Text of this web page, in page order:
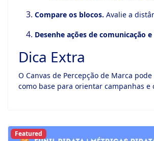
Compare os blocos. Avalie a
Desenhe ações de comunicação
Dica Extra
O Canvas de Percepção de Marca
como base para orientar campanhas
Featured